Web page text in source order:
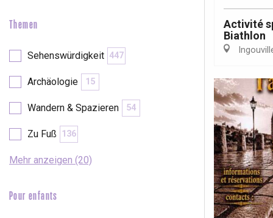
Themen
Sehenswürdigkeit 447
Archäologie 15
Wandern & Spazieren 54
Zu Fuß 136
Mehr anzeigen (20)
Pour enfants
Activité
Biathlon